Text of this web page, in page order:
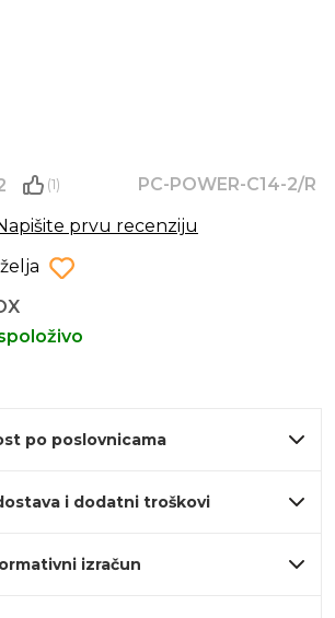
(1)
PC-POWER-C14-2/R
prvu recenziju
po poslovnicama
i dodatni troškovi
izračun